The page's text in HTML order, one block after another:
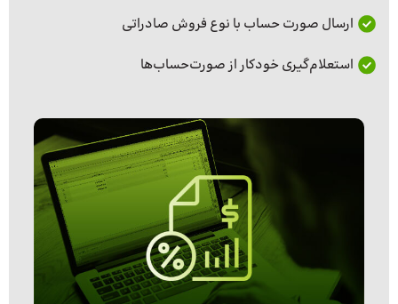
ارسال صورت حساب با نوع فروش صادراتی
استعلام‌گیری خودکار از صورت‌حساب‌ها